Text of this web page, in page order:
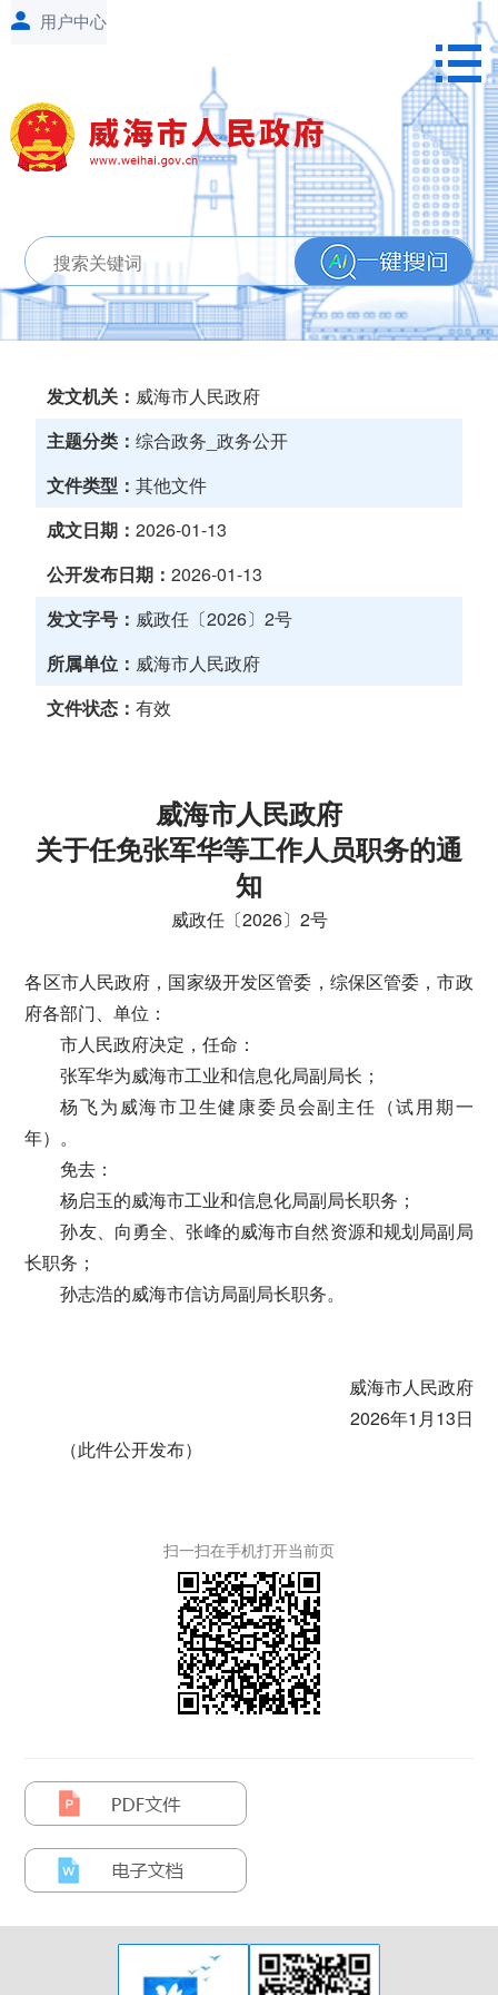
发文机关： 威海市人民政府
主题分类：综合政务_政务公开
文件类型：其他文件
成文日期：2026-01-13
公开发布日期：2026-01-13
发文字号： 威政任〔2026〕2号
所属单位： 威海市人民政府
文件状态：有效
威海市人民政府
关于任免张军华等工作人员职务的通
知
威政任〔2026〕2号
各区市人民政府，国家级开发区管委，综保区管委，市政
府各部门、单位：
市人民政府决定，任命：
张军华为威海市工业和信息化局副局长；
杨飞为威海市卫生健康委员会副主任（试用期一
年）。
免去：
杨启玉的威海市工业和信息化局副局长职务；
孙友、向勇全、张峰的威海市自然资源和规划局副局
长职务；
孙志浩的威海市信访局副局长职务。
威海市人民政府
2026年1月13日
（此件公开发布）
扫一扫在手机打开当前页